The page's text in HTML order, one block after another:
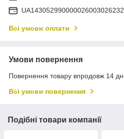
Всі умови оплати
Умови повернення
Повернення товару впродовж 14
Всі умови повернення
Подібні товари компанії